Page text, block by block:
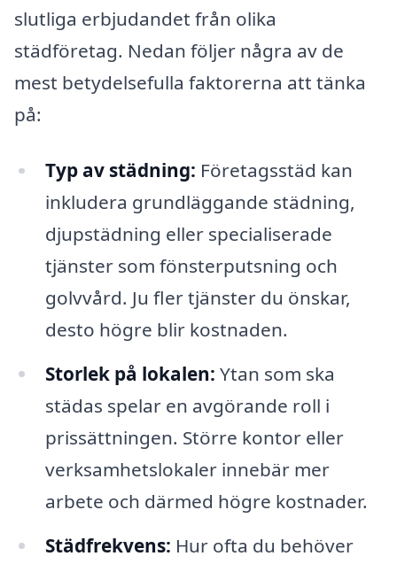
slutliga erbjudandet från olika
städföretag. Nedan följer några av de
mest betydelsefulla faktorerna att tänka
på:
Typ av städning: Företagsstäd kan
inkludera grundläggande städning,
djupstädning eller specialiserade
tjänster som fönsterputsning och
golvvård. Ju fler tjänster du önskar,
desto högre blir kostnaden.
Storlek på lokalen: Ytan som ska
städas spelar en avgörande roll i
prissättningen. Större kontor eller
verksamhetslokaler innebär mer
arbete och därmed högre kostnader.
Städfrekvens: Hur ofta du behöver